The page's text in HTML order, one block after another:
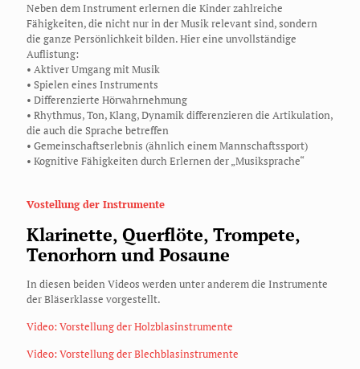
Neben dem Instrument erlernen die Kinder zahlreiche
Fähigkeiten, die nicht nur in der Musik relevant sind, sondern
die ganze Persönlichkeit bilden. Hier eine unvollständige
Auflistung:
• Aktiver Umgang mit Musik
• Spielen eines Instruments
• Differenzierte Hörwahrnehmung
• Rhythmus, Ton, Klang, Dynamik differenzieren die Artikulation,
die auch die Sprache betreffen
• Gemeinschaftserlebnis (ähnlich einem Mannschaftssport)
• Kognitive Fähigkeiten durch Erlernen der „Musiksprache“
Vostellung der Instrumente
Klarinette, Querflöte, Trompete,
Tenorhorn und Posaune
In diesen beiden Videos werden unter anderem die Instrumente
der Bläserklasse vorgestellt.
Video: Vorstellung der Holzblasinstrumente
Video: Vorstellung der Blechblasinstrumente